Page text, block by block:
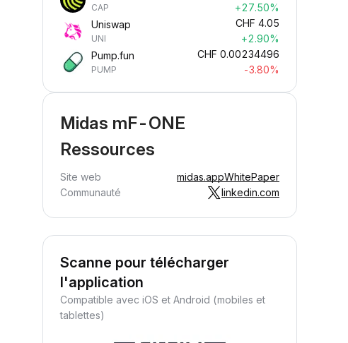
CAP
+27.50%
Uniswap
UNI
CHF 4.05
+2.90%
Pump.fun
PUMP
CHF 0.00234496
-3.80%
Midas mF-ONE
Ressources
Site web midas.appWhitePaper
Communauté
linkedin.com
Scanne pour télécharger
l'application
Compatible avec iOS et Android (mobiles et
tablettes)